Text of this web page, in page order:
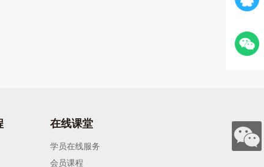
在线课堂
学员在线服务
会员课程